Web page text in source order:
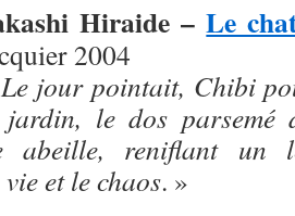
Hiraide –Le
2004
Le jour pointait, Chibi
le dos parsemé
abeille, reniflant un
et le chaos. »